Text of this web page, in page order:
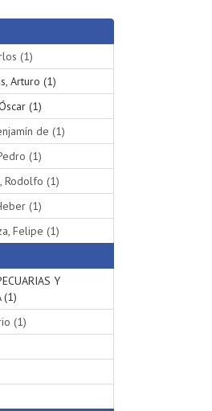
(1)
Arturo (1)
(1)
de (1)
(1)
Rodolfo (1)
(1)
Felipe (1)
Y
(1)
(1)